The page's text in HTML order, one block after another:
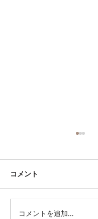
コメント
コメントを追加…